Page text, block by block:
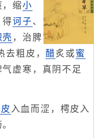
，缩小
得诃子、
壳 ，治脾
去粗皮， 醋炙或蜜
虚寒，真阴不足
入血而涩，樗皮入